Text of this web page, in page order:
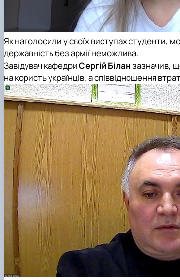
Як наголосили у своїх виступах студенти,
державність без армії неможлива.
Завідувач кафедриСергій Біланзазначив,
на користь українців, а співвідношення